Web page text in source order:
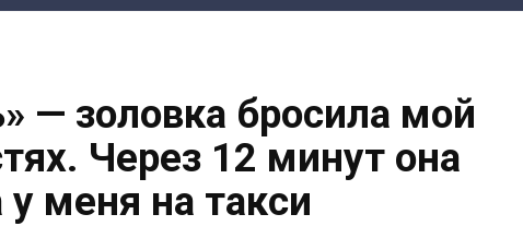
— золовка бросила мой
Через 12 минут она
у меня на такси